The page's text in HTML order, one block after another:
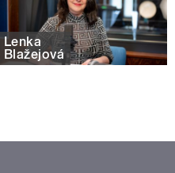
Lenka
Blažejová